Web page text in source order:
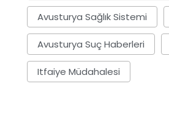
Avusturya Sağlık Sistemi
Avusturya Suç Haberleri
Itfaiye Müdahalesi